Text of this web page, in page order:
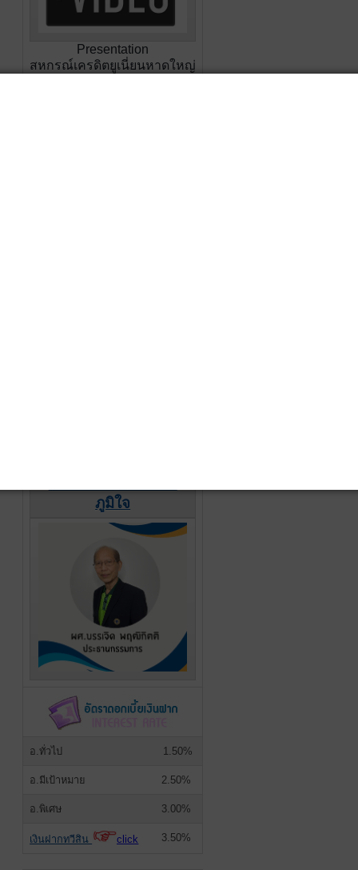
Presentation
สหกรณ์เครดิตยูเนี่ยนหาดใหญ่
ภูมิใจ
อ.ทั่วไป 1.50%
อ.มีเป้าหมาย 2.50%
อ.พิเศษ 3.00%
เงินฝากทวีสิน click 3.50%